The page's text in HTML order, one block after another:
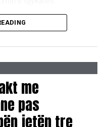
rrugë krijimit të
online/
me
pas
jetën tre